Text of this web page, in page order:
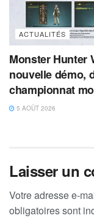
ACTUALITÉS
Monster Hunter
nouvelle démo,
championnat
5 AOÛT 2026
Laisser un
Votre adresse e-
obligatoires sont